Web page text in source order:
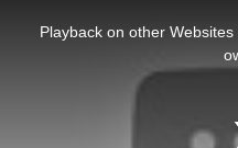
Playback on other